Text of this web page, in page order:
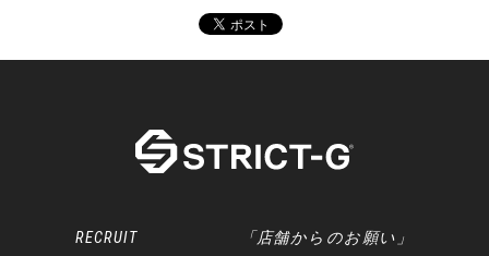
RECRUIT 「店舗からのお願い」